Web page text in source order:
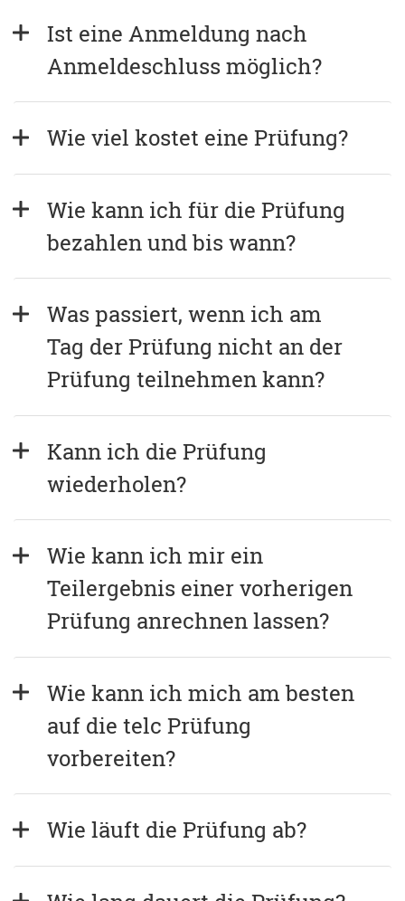
Ist eine Anmeldung nach
Anmeldeschluss möglich?
Wie viel kostet eine Prüfung?
Wie kann ich für die Prüfung
bezahlen und bis wann?
Was passiert, wenn ich am
Tag der Prüfung nicht an der
Prüfung teilnehmen kann?
Kann ich die Prüfung
wiederholen?
Wie kann ich mir ein
Teilergebnis einer vorherigen
Prüfung anrechnen lassen?
Wie kann ich mich am besten
auf die telc Prüfung
vorbereiten?
Wie läuft die Prüfung ab?